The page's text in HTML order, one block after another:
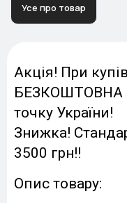
Усе про товар
Акція! При
БЕЗКОШТОВНА
точку України!
Знижка!
3500 грн!!
Опис товару: